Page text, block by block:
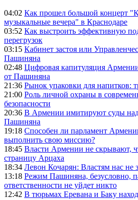
04:02 Как прошел большой концерт
музыкальные вечера" в Краснодаре
03:52 Как выстроить эффективную
перегрузок
03:15 Кабинет застоя или
Пашиняна
02:48 Цифровая капитуляция
от Пашиняна
21:36 Рынок упаковки для напитков:
21:00 Роль личной охраны в
безопасности
20:36 В Армении имитируют суды
Пашиняна
19:18 Способен ли парламент
выполнить свою миссию?
18:45 Власти Армении не скрывают,
страницу Арцаха
18:34 Левон Кочарян: Властям нас не
13:18 Режим Пашиняна, безусловно,
ответственности не уйдет никто
12:42 В тюрьмах Еревана и Баку